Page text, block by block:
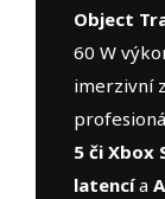
Object
60 W
imerzivní
5 či Xbox
latencía